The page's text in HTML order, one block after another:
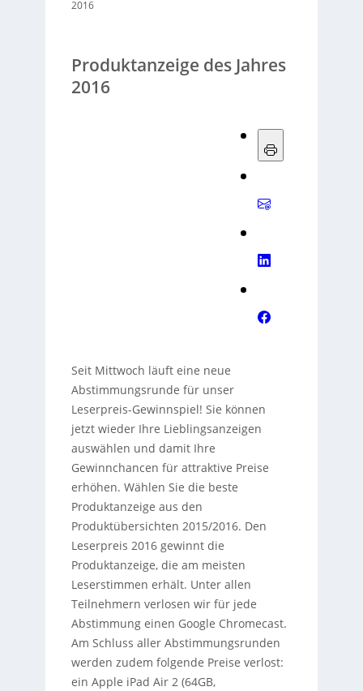
2016
Produktanzeige des Jahres
2016
Seit Mittwoch läuft eine neue
Abstimmungsrunde für unser
Leserpreis-Gewinnspiel! Sie können
jetzt wieder Ihre Lieblingsanzeigen
auswählen und damit Ihre
Gewinnchancen für attraktive Preise
erhöhen. Wählen Sie die beste
Produktanzeige aus den
Produktübersichten 2015/2016. Den
Leserpreis 2016 gewinnt die
Produktanzeige, die am meisten
Leserstimmen erhält. Unter allen
Teilnehmern verlosen wir für jede
Abstimmung einen Google Chromecast.
Am Schluss aller Abstimmungsrunden
werden zudem folgende Preise verlost:
ein Apple iPad Air 2 (64GB,